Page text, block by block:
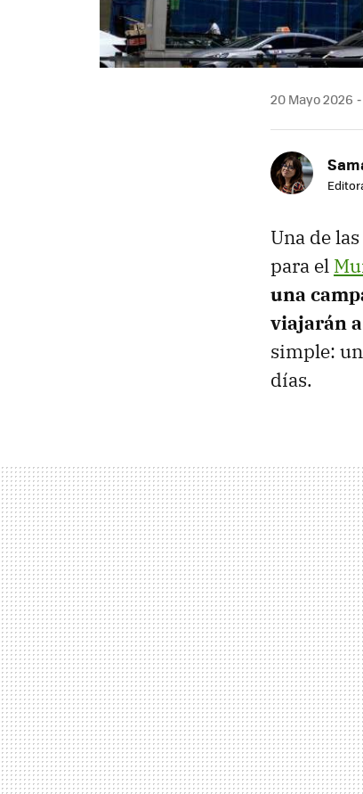
20 Mayo 2026
Una de
para el
una
viajarán
simple:
días.